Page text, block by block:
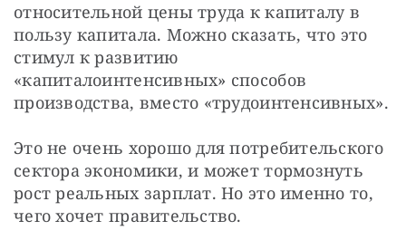
относительной цены труда к капиталу в
пользу капитала. Можно сказать, что это
стимул к развитию
«капиталоинтенсивных» способов
производства, вместо «трудоинтенсивных».
Это не очень хорошо для потребительского
сектора экономики, и может тормознуть
рост реальных зарплат. Но это именно то,
чего хочет правительство.